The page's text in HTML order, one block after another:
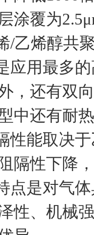
涂覆为
烯醇共
用最多的
，还有双
中还有耐
能取决于
隔性下降
是对气体
性、机械